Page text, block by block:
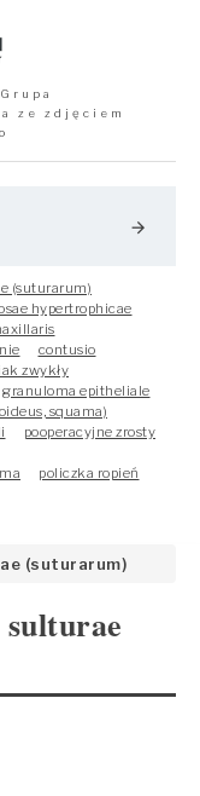
Grupa
ze zdjęciem
arrow_forward
(suturarum)
hypertrophicae
contusio
zwykły
granuloma epitheliale
squama)
pooperacyjne zrosty
policzka ropień
(suturarum)